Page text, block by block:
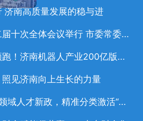
济南高质量发展的稳与进
十次全体会议举行 市委常委...
！济南机器人产业200亿版...
见济南向上生长的力量
域人才新政，精准分类激活“...